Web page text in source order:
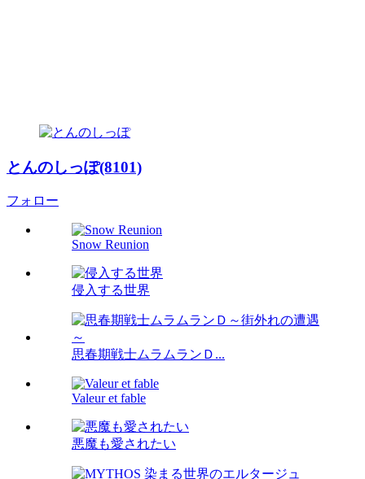
とんのしっぽ(8101)
フォロー
Snow Reunion
侵入する世界
思春期戦士ムラムランＤ...
Valeur et fable
悪魔も愛されたい